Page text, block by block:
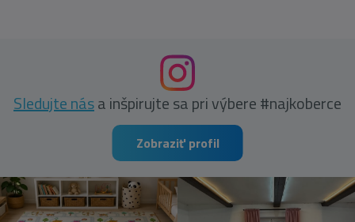
Sledujte nása inšpirujte sa pri výbere #najkoberce
Zobraziť profil